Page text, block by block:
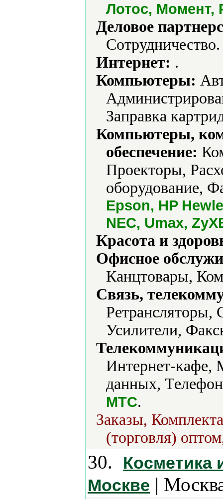
Лотос, Момент,
Деловое
Сотрудничество.
Интернет: .
Компьютеры:
Заправка
Компьютеры,
обеспечение:
Проекторы,
оборудование,
Epson, HP
NEC, Umax,
Красота и
Офисное
Канцтовары,
Связь,
Усилители,
Интернет-кафе,
данных,
МТС.
Заказы,
(торговля)
30.
Косметика
Москве |